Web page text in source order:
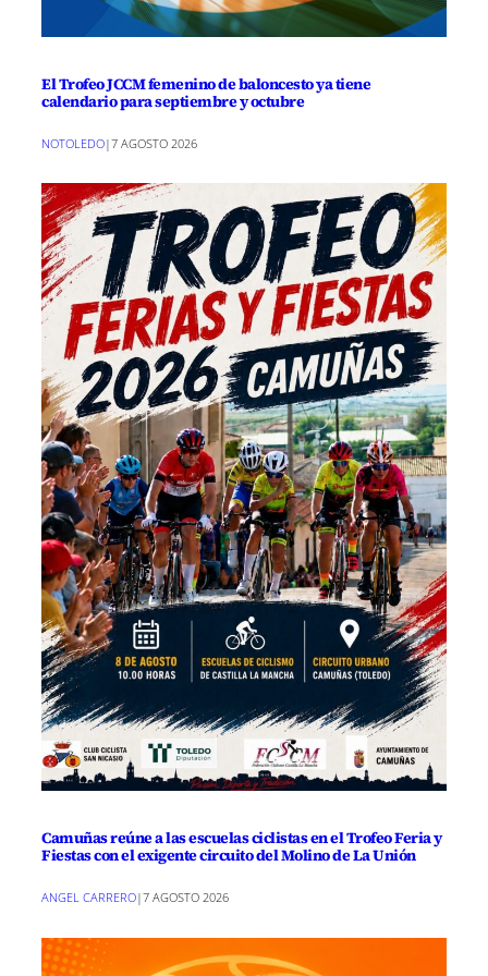
El Trofeo JCCM femenino de baloncesto ya tiene
calendario para septiembre y octubre
NOTOLEDO|7 AGOSTO 2026
Camuñas reúne a las escuelas ciclistas en el Trofeo Feria y
Fiestas con el exigente circuito del Molino de La Unión
ANGEL CARRERO|7 AGOSTO 2026